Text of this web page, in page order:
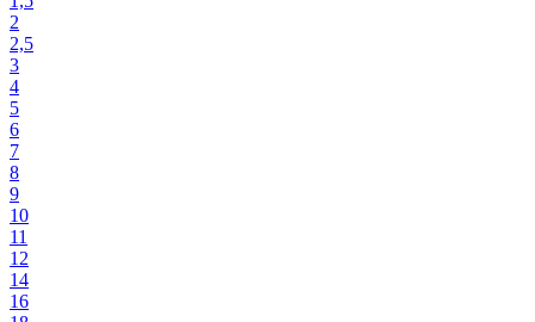
2
2,5
3
4
5
6
7
8
9
10
11
12
14
16